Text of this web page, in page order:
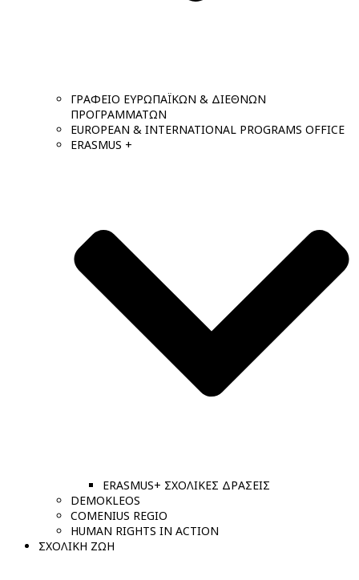
ΓΡΑΦΕΙΟ ΕΥΡΩΠΑΪΚΩΝ & ΔΙΕΘΝΩΝ
ΠΡΟΓΡΑΜΜΑΤΩΝ
EUROPEAN & INTERNATIONAL PROGRAMS OFFICE
ERASMUS +
ERASMUS+ ΣΧΟΛΙΚΕΣ ΔΡΑΣΕΙΣ
DEMOKLEOS
COMENIUS REGIO
HUMAN RIGHTS IN ACTION
ΣΧΟΛΙΚΗ ΖΩΗ